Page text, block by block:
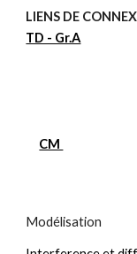
LIENS DE
TD - Gr.A
CM
Modélisation